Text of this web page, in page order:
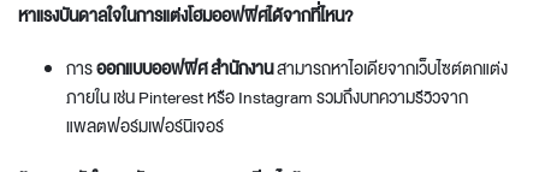
หาแรงบันดาลใจในการแต่งโฮมออฟฟิศได้จากที่ไหน?
การออกแบบออฟฟิศ สํานักงานสามารถหาไอเดียจากเว็บไซต์ตกแต่ง
ภายใน เช่น Pinterest หรือ Instagram รวมถึงบทความรีวิวจาก
แพลตฟอร์มเฟอร์นิเจอร์